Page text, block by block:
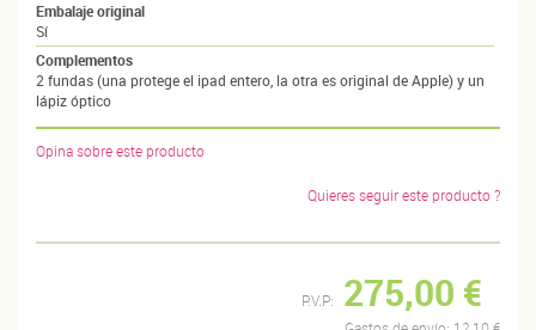
Embalaje original
Sí
Complementos
2 fundas (una protege el ipad entero, la otra es original de Apple) y un
lápiz óptico
Opina sobre este producto
Quieres seguir este producto ?
P.V.P: 275,00 €